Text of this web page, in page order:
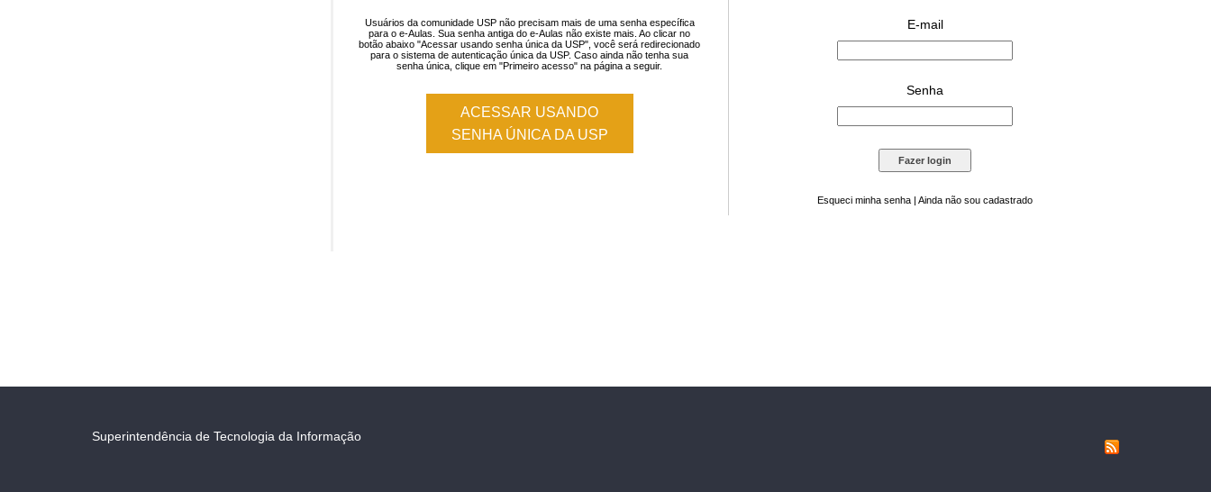
Usuários da comunidade USP não precisam mais de uma senha específica
para o e-Aulas. Sua senha antiga do e-Aulas não existe mais. Ao clicar no
botão abaixo "Acessar usando senha única da USP", você será redirecionado
para o sistema de autenticação única da USP. Caso ainda não tenha sua
senha única, clique em "Primeiro acesso" na página a seguir.
ACESSAR USANDO
SENHA ÚNICA DA USP
E-mail
Senha
Esqueci minha senha | Ainda não sou cadastrado
Superintendência de Tecnologia da Informação